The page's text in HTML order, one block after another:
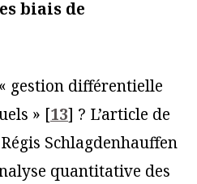
biais de
gestion différentielle
» [13] ? L’article de
Schlagdenhauffen
quantitative des